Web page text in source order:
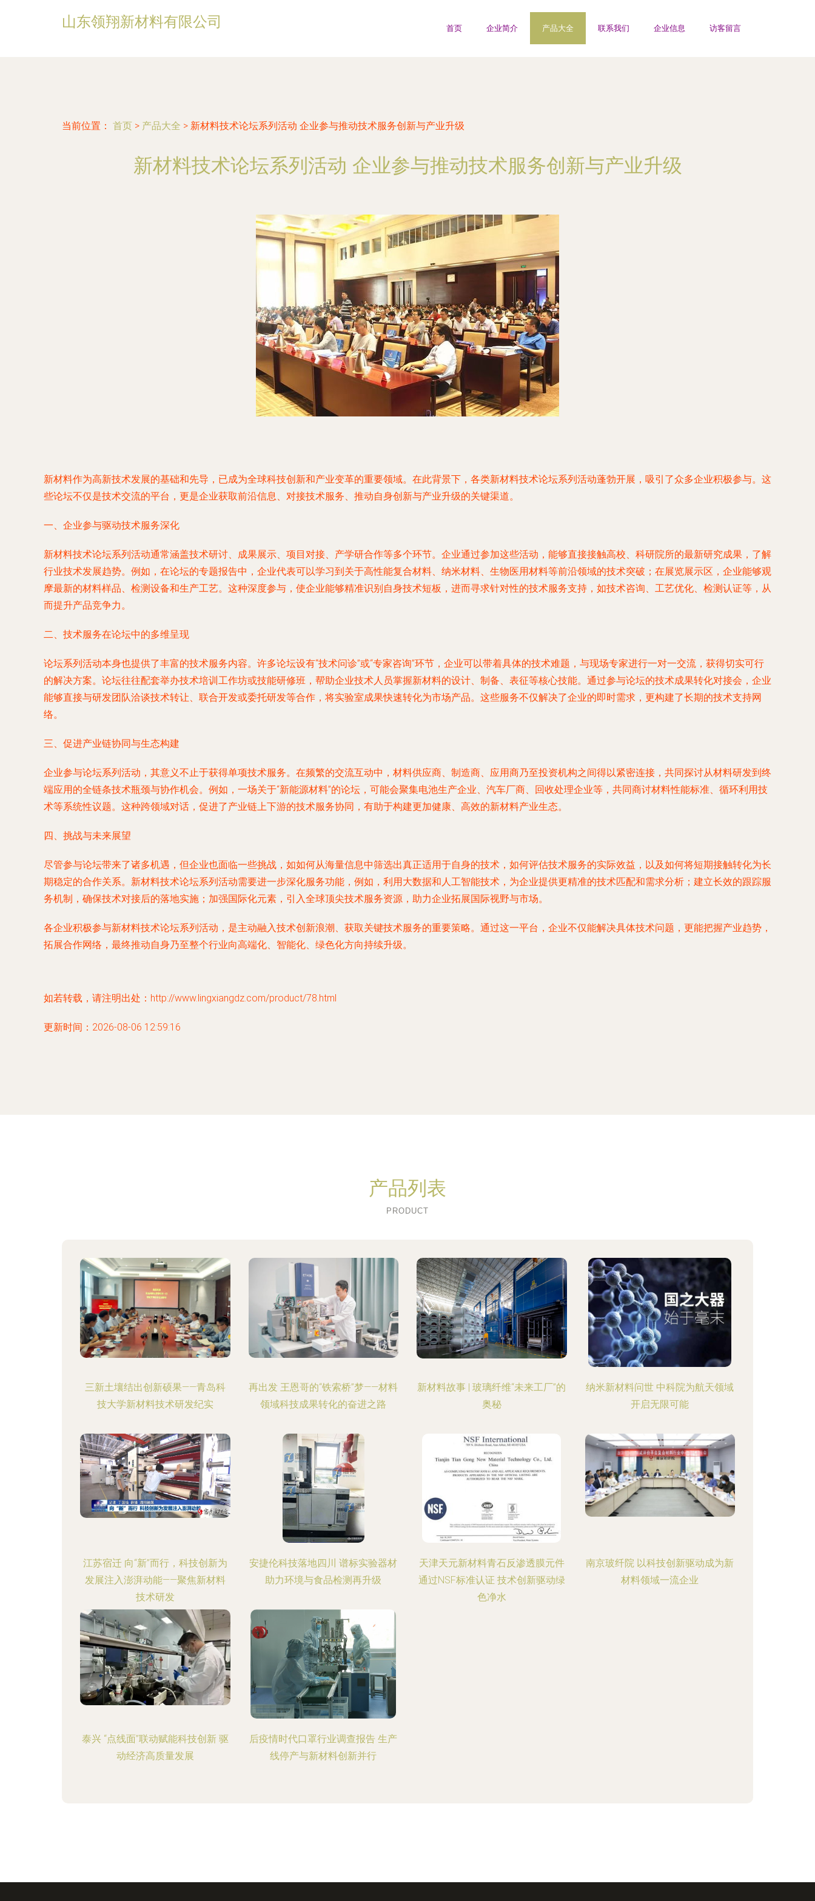
山东领翔新材料有限公司 首页 企业简介 产品大全 联系我们 企业信息 访客留言
当前位置： 首页 > 产品大全 > 新材料技术论坛系列活动 企业参与推动技术服务创新与产业升级
新材料技术论坛系列活动 企业参与推动技术服务创新与产业升级
新材料作为高新技术发展的基础和先导，已成为全球科技创新和产业变革的重要领域。在此背景下，各类新材料技术论坛系列活动蓬勃开展，吸引了众多企业积极参与。这
些论坛不仅是技术交流的平台，更是企业获取前沿信息、对接技术服务、推动自身创新与产业升级的关键渠道。
一、企业参与驱动技术服务深化
新材料技术论坛系列活动通常涵盖技术研讨、成果展示、项目对接、产学研合作等多个环节。企业通过参加这些活动，能够直接接触高校、科研院所的最新研究成果，了解
行业技术发展趋势。例如，在论坛的专题报告中，企业代表可以学习到关于高性能复合材料、纳米材料、生物医用材料等前沿领域的技术突破；在展览展示区，企业能够观
摩最新的材料样品、检测设备和生产工艺。这种深度参与，使企业能够精准识别自身技术短板，进而寻求针对性的技术服务支持，如技术咨询、工艺优化、检测认证等，从
而提升产品竞争力。
二、技术服务在论坛中的多维呈现
论坛系列活动本身也提供了丰富的技术服务内容。许多论坛设有“技术问诊”或“专家咨询”环节，企业可以带着具体的技术难题，与现场专家进行一对一交流，获得切实可行
的解决方案。论坛往往配套举办技术培训工作坊或技能研修班，帮助企业技术人员掌握新材料的设计、制备、表征等核心技能。通过参与论坛的技术成果转化对接会，企业
能够直接与研发团队洽谈技术转让、联合开发或委托研发等合作，将实验室成果快速转化为市场产品。这些服务不仅解决了企业的即时需求，更构建了长期的技术支持网
络。
三、促进产业链协同与生态构建
企业参与论坛系列活动，其意义不止于获得单项技术服务。在频繁的交流互动中，材料供应商、制造商、应用商乃至投资机构之间得以紧密连接，共同探讨从材料研发到终
端应用的全链条技术瓶颈与协作机会。例如，一场关于“新能源材料”的论坛，可能会聚集电池生产企业、汽车厂商、回收处理企业等，共同商讨材料性能标准、循环利用技
术等系统性议题。这种跨领域对话，促进了产业链上下游的技术服务协同，有助于构建更加健康、高效的新材料产业生态。
四、挑战与未来展望
尽管参与论坛带来了诸多机遇，但企业也面临一些挑战，如如何从海量信息中筛选出真正适用于自身的技术，如何评估技术服务的实际效益，以及如何将短期接触转化为长
期稳定的合作关系。新材料技术论坛系列活动需要进一步深化服务功能，例如，利用大数据和人工智能技术，为企业提供更精准的技术匹配和需求分析；建立长效的跟踪服
务机制，确保技术对接后的落地实施；加强国际化元素，引入全球顶尖技术服务资源，助力企业拓展国际视野与市场。
各企业积极参与新材料技术论坛系列活动，是主动融入技术创新浪潮、获取关键技术服务的重要策略。通过这一平台，企业不仅能解决具体技术问题，更能把握产业趋势，
拓展合作网络，最终推动自身乃至整个行业向高端化、智能化、绿色化方向持续升级。
如若转载，请注明出处：http://www.lingxiangdz.com/product/78.html
更新时间：2026-08-06 12:59:16
产品列表
PRODUCT
三新土壤结出创新硕果——青岛科
技大学新材料技术研发纪实
再出发 王恩哥的“铁索桥”梦——材料
领域科技成果转化的奋进之路
新材料故事 | 玻璃纤维“未来工厂”的
奥秘
纳米新材料问世 中科院为航天领域
开启无限可能
江苏宿迁 向“新”而行，科技创新为
发展注入澎湃动能——聚焦新材料
技术研发
安捷伦科技落地四川 谱标实验器材
助力环境与食品检测再升级
天津天元新材料青石反渗透膜元件
通过NSF标准认证 技术创新驱动绿
色净水
南京玻纤院 以科技创新驱动成为新
材料领域一流企业
泰兴 “点线面”联动赋能科技创新 驱
动经济高质量发展
后疫情时代口罩行业调查报告 生产
线停产与新材料创新并行